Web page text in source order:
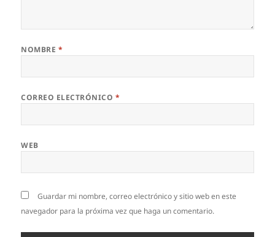
NOMBRE *
CORREO ELECTRÓNICO *
WEB
Guardar mi nombre, correo electrónico y sitio web en este
navegador para la próxima vez que haga un comentario.